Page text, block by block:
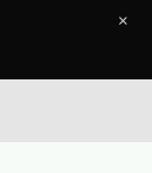
×